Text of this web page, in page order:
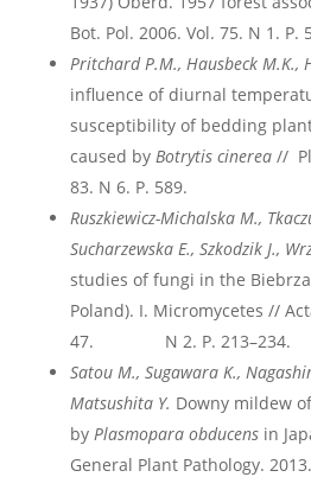
Bot. Pol. 2006. Vol. 75. N 1. P.
Pritchard P.M., Hausbeck M.K.,
influence of diurnal
susceptibility of bedding
caused by Botrytis cinerea//
83. N 6. P. 589.
Ruszkiewicz-Michalska M.,
Sucharzewska E., Szkodzik J.,
studies of fungi in the
Poland). I. Micromycetes //
47. N 2. P. 213–234.
Satou M., Sugawara K.,
Matsushita Y. Downy mildew
by Plasmopara obducensin
General Plant Pathology.